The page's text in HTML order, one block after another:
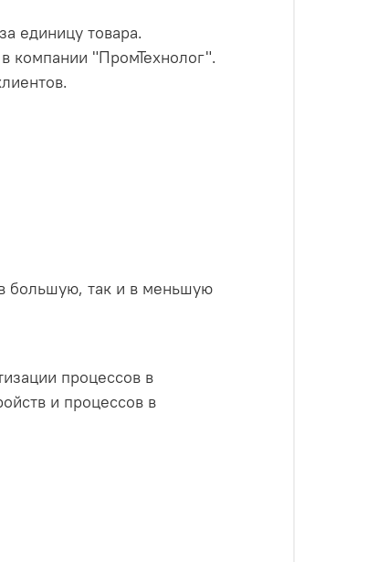
единицу товара.
компании "ПромТехнолог".
в большую, так и в меньшую
процессов в
и процессов в